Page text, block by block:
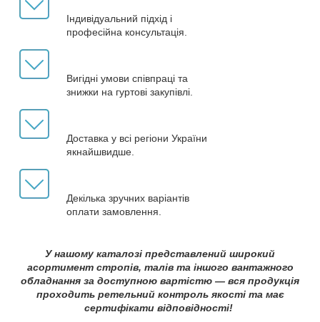
Індивідуальний підхід і
професійна консультація.
Вигідні умови співпраці та
знижки на гуртові закупівлі.
Доставка у всі регіони України
якнайшвидше.
Декілька зручних варіантів
оплати замовлення.
У нашому каталозі представлений широкий
асортимент стропів, талів та іншого вантажного
обладнання за доступною вартістю — вся продукція
проходить ретельний контроль якості та має
сертифікати відповідності!